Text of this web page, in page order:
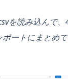
を読み込んで
ートにまとめて